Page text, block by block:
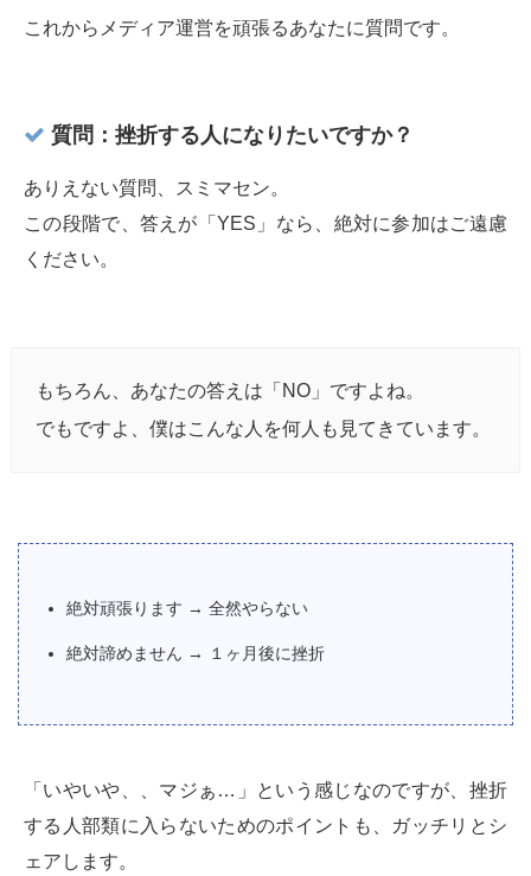
これからメディア運営を頑張るあなたに質問です。
質問：挫折する人になりたいですか？
ありえない質問、スミマセン。
この段階で、答えが「YES」なら、絶対に参加はご遠慮
ください。
もちろん、あなたの答えは「NO」ですよね。
でもですよ、僕はこんな人を何人も見てきています。
絶対頑張ります → 全然やらない
絶対諦めません → １ヶ月後に挫折
「いやいや、、マジぁ…」という感じなのですが、挫折
する人部類に入らないためのポイントも、ガッチリとシ
ェアします。